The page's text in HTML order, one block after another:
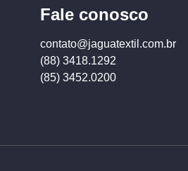
Fale conosco
contato@jaguatextil.com.br
(88) 3418.1292
(85) 3452.0200